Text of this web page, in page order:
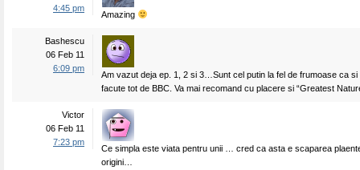
4:45 pm
Amazing
Bashescu
06 Feb 11
6:09 pm
Am vazut deja ep. 1, 2 si 3…Sunt cel putin la fel de frumoase ca si
facute tot de BBC. Va mai recomand cu placere si “Greatest
Victor
06 Feb 11
7:23 pm
Ce simpla este viata pentru unii … cred ca asta e scaparea
origini…